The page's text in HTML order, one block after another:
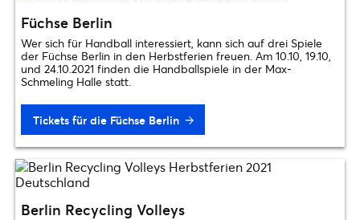
Füchse Berlin
Wer sich für Handball interessiert, kann sich auf drei Spiele
der Füchse Berlin in den Herbstferien freuen. Am 10.10, 19.10,
und 24.10.2021 finden die Handballspiele in der Max-
Schmeling Halle statt.
Tickets für die Füchse Berlin
Berlin Recycling Volleys